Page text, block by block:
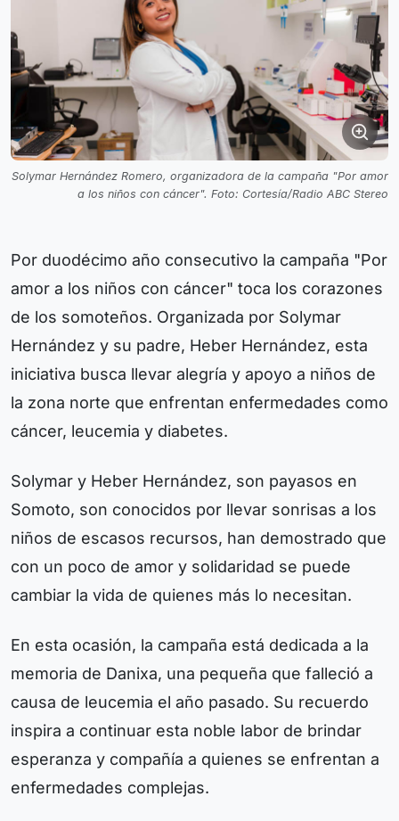
Solymar Hernández Romero, organizadora de la campaña "Por amor
a los niños con cáncer". Foto: Cortesía/Radio ABC Stereo
Por duodécimo año consecutivo la campaña "Por
amor a los niños con cáncer" toca los corazones
de los somoteños. Organizada por Solymar
Hernández y su padre, Heber Hernández, esta
iniciativa busca llevar alegría y apoyo a niños de
la zona norte que enfrentan enfermedades como
cáncer, leucemia y diabetes.
Solymar y Heber Hernández, son payasos en
Somoto, son conocidos por llevar sonrisas a los
niños de escasos recursos, han demostrado que
con un poco de amor y solidaridad se puede
cambiar la vida de quienes más lo necesitan.
En esta ocasión, la campaña está dedicada a la
memoria de Danixa, una pequeña que falleció a
causa de leucemia el año pasado. Su recuerdo
inspira a continuar esta noble labor de brindar
esperanza y compañía a quienes se enfrentan a
enfermedades complejas.